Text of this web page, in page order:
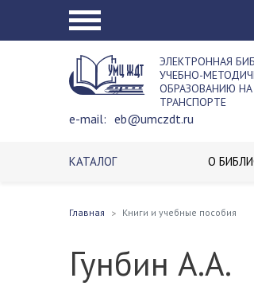
ЭЛЕКТРОННАЯ
УЧЕБНО-
ОБРАЗОВАНИЮ
ТРАНСПОРТЕ
e-mail: eb@umczdt.ru
КАТАЛОГ О
Главная Книги и учебные пособия
Гунбин А.А.